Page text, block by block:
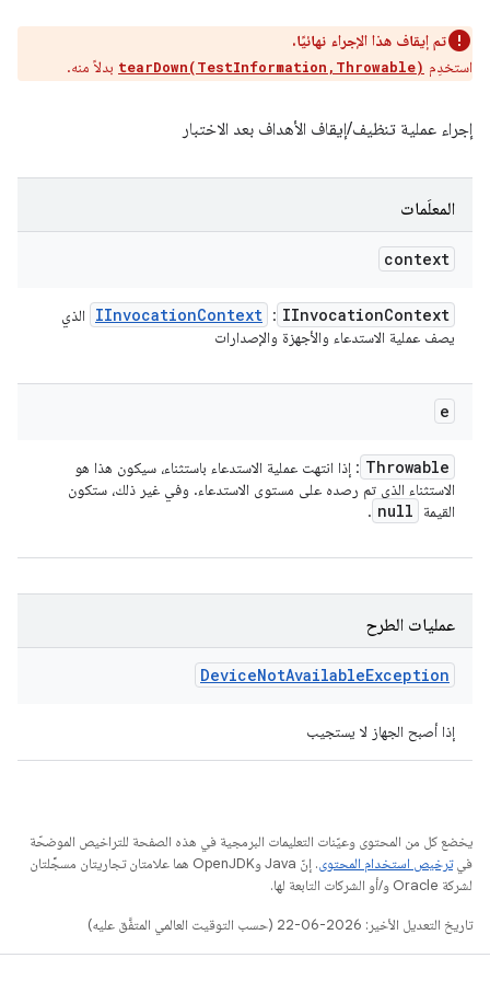
تم إيقاف هذا الإجراء نهائيًا.
استخدِم tearDown(TestInformation,Throwable) بدلاً منه.
إجراء عملية تنظيف/إيقاف الأهداف بعد الاختبار
المعلَمات
context
IInvocationContext
: ‏
IInvocationContext
الذي
يصف عملية الاستدعاء والأجهزة والإصدارات
e
Throwable : إذا انتهت عملية الاستدعاء باستثناء، سيكون هذا هو
الاستثناء الذي تم رصده على مستوى الاستدعاء. وفي غير ذلك، ستكون
القيمة
null
.
عمليات الطرح
DeviceNotAvailableException
إذا أصبح الجهاز لا يستجيب
يخضع كل من المحتوى وعيّنات التعليمات البرمجية في هذه الصفحة للتراخيص الموضحّة
فيترخيص استخدام المحتوى
. إنّ Java وOpenJDK هما علامتان تجاريتان مسجَّلتان
لشركة Oracle و/أو الشركات التابعة لها.
تاريخ التعديل الأخير: 2026-06-22 (حسب التوقيت العالمي المتفَّق عليه)